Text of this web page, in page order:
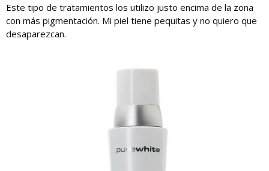
Este tipo de tratamientos los utilizo justo encima de la zona
con más pigmentación. Mi piel tiene pequitas y no quiero que
desaparezcan.